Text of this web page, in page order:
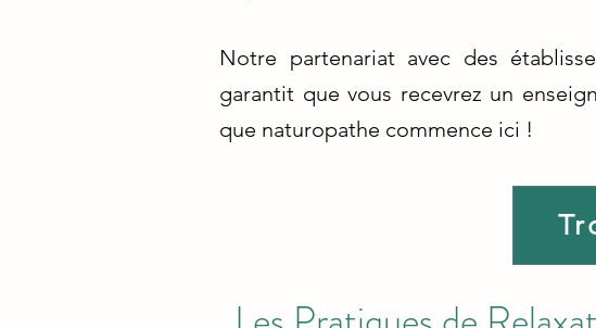
Notre partenariat avec des
garantit que vous recevrez un
que naturopathe commence ici !